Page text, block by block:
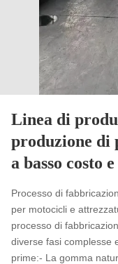
Linea di
produzione di
a basso costo
Processo di
per motocicli e
processo di
diverse fasi complesse
prime:- La gomma